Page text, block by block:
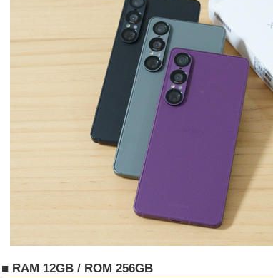
■ RAM 12GB / ROM 256GB